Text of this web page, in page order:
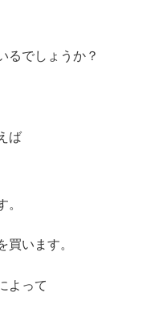
るでしょうか？
ば
。
買います。
よって